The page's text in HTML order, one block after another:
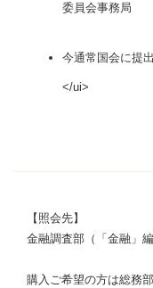
委員会事務局
今通常国会に提
</ui>
【照会先】
金融調査部（「金融」
購入ご希望の方は総務